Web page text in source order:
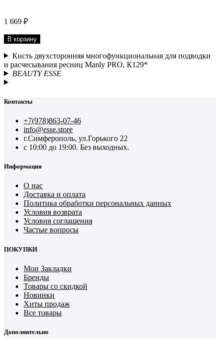
1 669 ₽
В корзину
Кисть двухсторонняя многофункциональная для подводки
и расчесывания ресниц Manly PRO, К129*
BEAUTY ESSE
Контакты
+7(978)863-07-46
info@esse.store
г.Симферополь, ул.Горького 22
с 10:00 до 19:00. Без выходных.
Информация
О нас
Доставка и оплата
Политика обработки персональных данных
Условия возврата
Условия соглашения
Частые вопросы
ПОКУПКИ
Мои Закладки
Бренды
Товары со скидкой
Новинки
Хиты продаж
Все товары
Дополнительно